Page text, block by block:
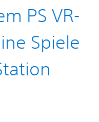
PS VR-
Spiele